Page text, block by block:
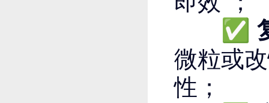
✅
微粒或
性；